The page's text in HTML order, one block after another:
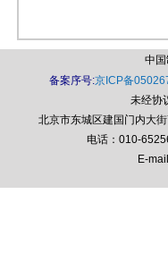
中
备案序号:京ICP备
未经协
北京市东城区建国门内大
电话：010-
E-